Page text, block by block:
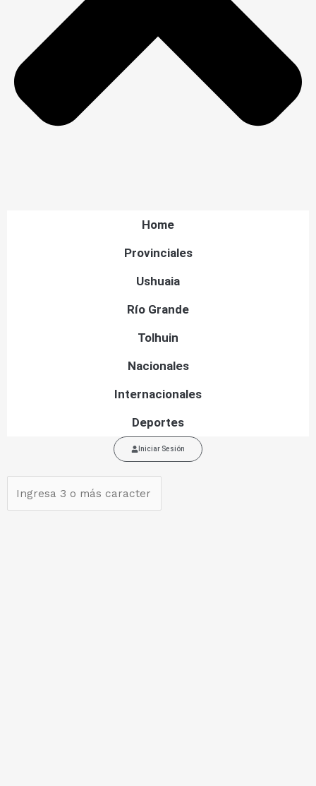
Home
Provinciales
Ushuaia
Río Grande
Tolhuin
Nacionales
Internacionales
Deportes
Iniciar Sesión